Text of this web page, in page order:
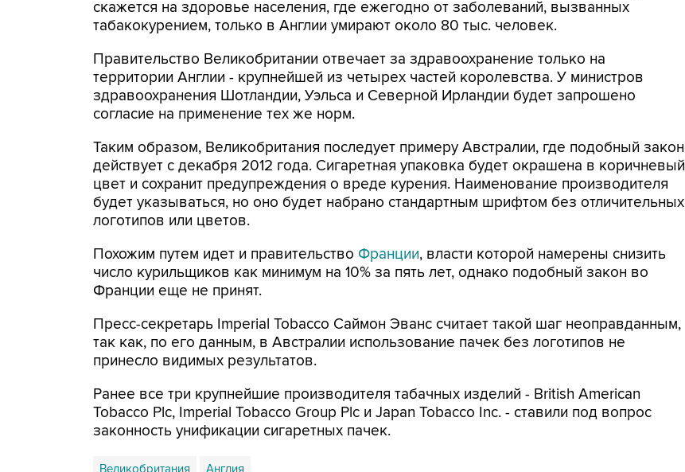
скажется на здоровье населения, где ежегодно от заболеваний, вызванных
табакокурением, только в Англии умирают около 80 тыс. человек.
Правительство Великобритании отвечает за здравоохранение только на
территории Англии - крупнейшей из четырех частей королевства. У министров
здравоохранения Шотландии, Уэльса и Северной Ирландии будет запрошено
согласие на применение тех же норм.
Таким образом, Великобритания последует примеру Австралии, где подобный закон
действует с декабря 2012 года. Сигаретная упаковка будет окрашена в коричневый
цвет и сохранит предупреждения о вреде курения. Наименование производителя
будет указываться, но оно будет набрано стандартным шрифтом без отличительных
логотипов или цветов.
Похожим путем идет и правительство Франции, власти которой намерены снизить
число курильщиков как минимум на 10% за пять лет, однако подобный закон во
Франции еще не принят.
Пресс-секретарь Imperial Tobacco Саймон Эванс считает такой шаг неоправданным,
так как, по его данным, в Австралии использование пачек без логотипов не
принесло видимых результатов.
Ранее все три крупнейшие производителя табачных изделий - British American
Tobacco Plc, Imperial Tobacco Group Plc и Japan Tobacco Inc. - ставили под вопрос
законность унификации сигаретных пачек.
Великобритания Англия